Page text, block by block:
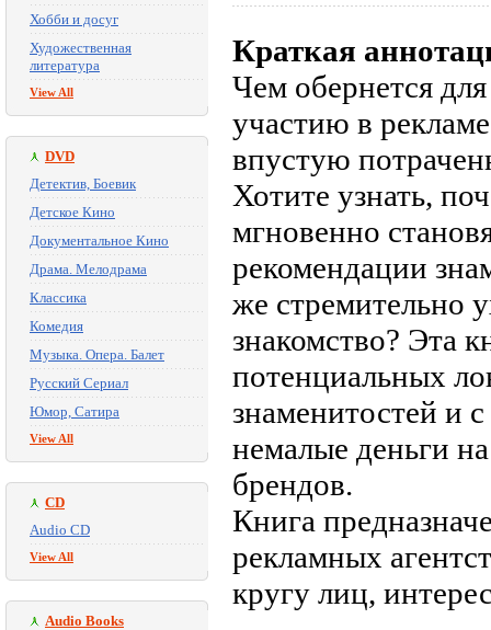
Хобби и досуг
Художественная
литература
View All
DVD
Детектив, Боевик
Детское Кино
Документальное Кино
Драма. Мелодрама
Классика
Комедия
Музыка. Опера. Балет
Русский Сериал
Юмор, Сатира
View All
CD
Audio CD
View All
Audio Books
Краткая
Чем обернется
участию в
впустую
Хотите узнать,
мгновенно
рекомендации
же стремительно
знакомство? Эта
потенциальных
знаменитостей и
немалые деньги
брендов.
Книга
рекламных
кругу лиц,